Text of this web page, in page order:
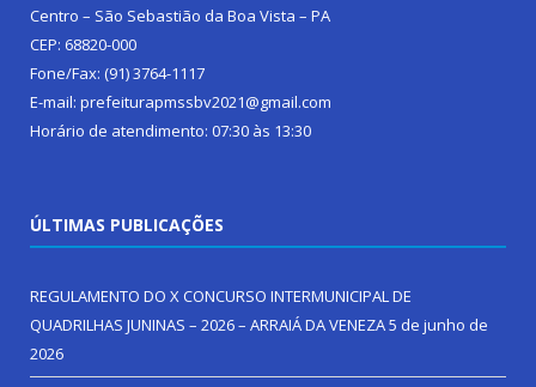
Centro – São Sebastião da Boa Vista – PA
CEP: 68820-000
Fone/Fax: (91) 3764-1117
E-mail: prefeiturapmssbv2021@gmail.com
Horário de atendimento: 07:30 às 13:30
ÚLTIMAS PUBLICAÇÕES
REGULAMENTO DO X CONCURSO INTERMUNICIPAL DE
QUADRILHAS JUNINAS – 2026 – ARRAIÁ DA VENEZA5 de junho de
2026